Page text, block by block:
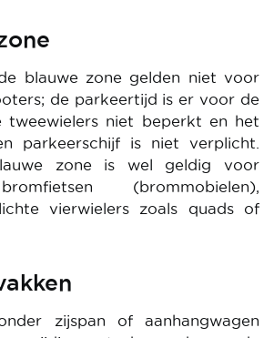
blauwe zone gelden niet voor
de parkeertijd is er voor de
tweewielers niet beperkt en het
parkeerschijf is niet verplicht.
zone is wel geldig voor
(brommobielen),
vierwielers zoals quads of
zijspan of aanhangwagen